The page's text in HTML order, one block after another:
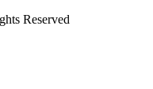
Reserved